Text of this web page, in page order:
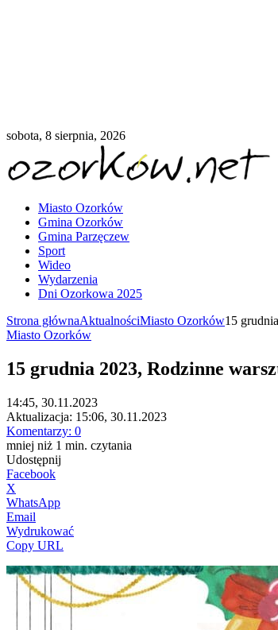
sobota, 8 sierpnia, 2026
Miasto Ozorków
Gmina Ozorków
Gmina Parzęczew
Sport
Wideo
Wydarzenia
Dni Ozorkowa 2025
Strona głównaAktualnościMiasto Ozorków15
Miasto Ozorków
15 grudnia 2023, Rodzinne
14:45, 30.11.2023
Aktualizacja: 15:06, 30.11.2023
Komentarzy: 0
mniej niż 1 min. czytania
Udostępnij
Facebook
X
WhatsApp
Email
Wydrukować
Copy URL